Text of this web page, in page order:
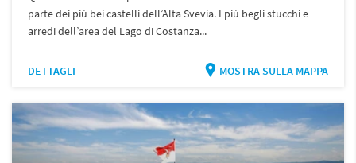
parte dei più bei castelli dell’Alta Svevia. I più begli stucchi e
arredi dell’area del Lago di Costanza...
DETTAGLI MOSTRA SULLA MAPPA